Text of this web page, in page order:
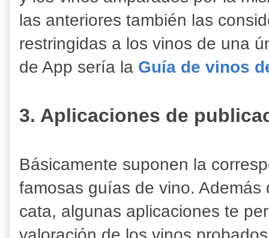
las anteriores también las
restringidas a los vinos de una
de App sería la Guía de vinos
3. Aplicaciones de
Básicamente suponen la
famosas guías de vino.
cata, algunas aplicaciones te